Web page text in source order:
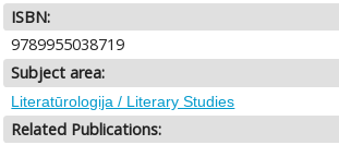
ISBN:
9789955038719
Subject area:
Literatūrologija / Literary Studies
Related Publications: